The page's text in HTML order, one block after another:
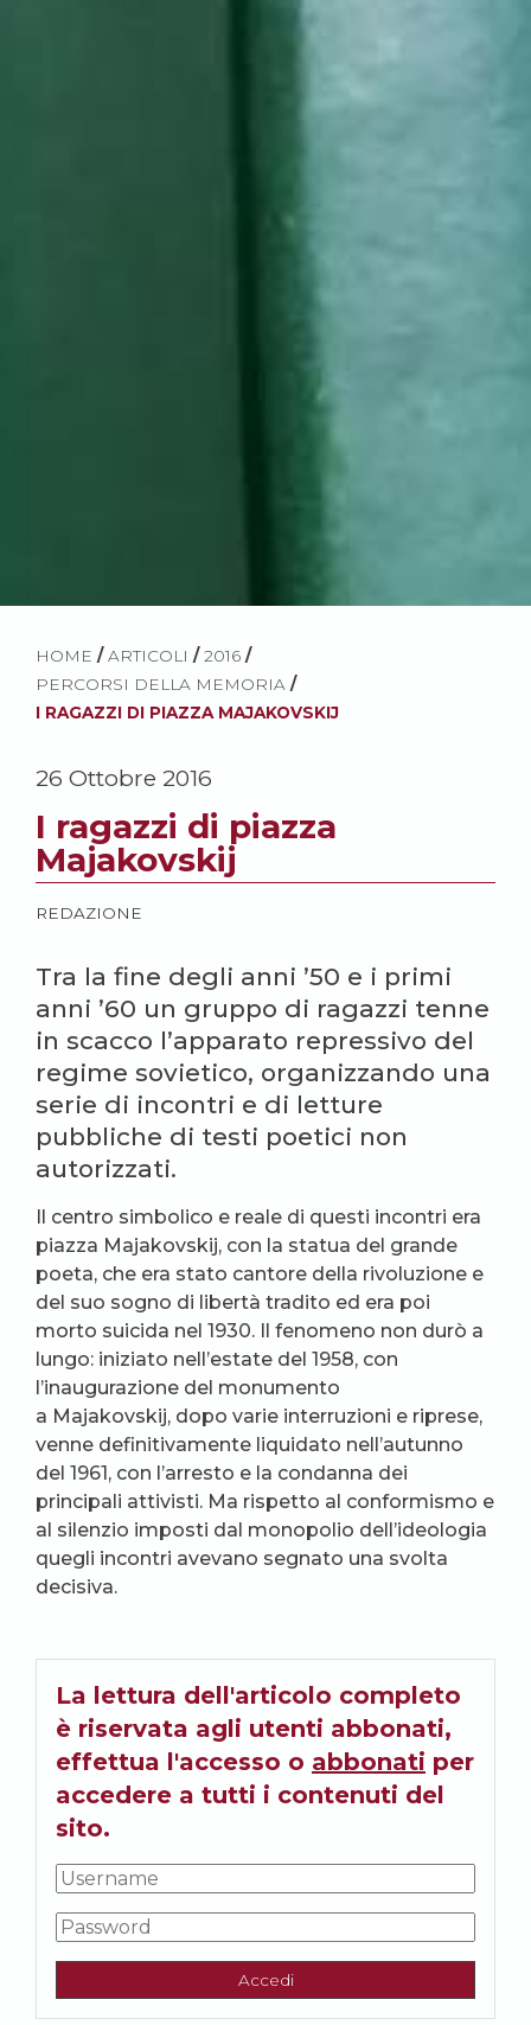
HOME / ARTICOLI / 2016 /
PERCORSI DELLA MEMORIA /
I RAGAZZI DI PIAZZA MAJAKOVSKIJ
26 Ottobre 2016
I ragazzi di piazza
Majakovskij
REDAZIONE
Tra la fine degli anni ’50 e i primi
anni ’60 un gruppo di ragazzi tenne
in scacco l’apparato repressivo del
regime sovietico, organizzando una
serie di incontri e di letture
pubbliche di testi poetici non
autorizzati.
Il centro simbolico e reale di questi incontri era
piazza Majakovskij, con la statua del grande
poeta, che era stato cantore della rivoluzione e
del suo sogno di libertà tradito ed era poi
morto suicida nel 1930. Il fenomeno non durò a
lungo: iniziato nell’estate del 1958, con
l’inaugurazione del monumento
a Majakovskij, dopo varie interruzioni e riprese,
venne definitivamente liquidato nell’autunno
del 1961, con l’arresto e la condanna dei
principali attivisti. Ma rispetto al conformismo e
al silenzio imposti dal monopolio dell’ideologia
quegli incontri avevano segnato una svolta
decisiva.
La lettura dell'articolo completo
è riservata agli utenti abbonati,
effettua l'accesso o abbonati per
accedere a tutti i contenuti del
sito.
Accedi